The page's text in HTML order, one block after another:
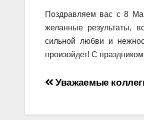
Поздравляем вас с 8
желанные результаты,
сильной любви и
произойдет! С
Навигация
Уважаемые